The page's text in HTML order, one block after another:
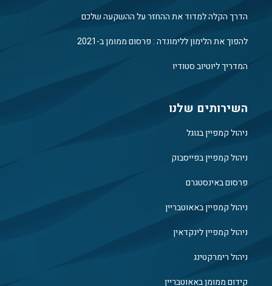
הדרך הקלה למדוד את ההחזר על ההשקעה שלכם
להפוך את הלימון ללימונדה : פרסום ממומן ב-2021
המדריך ליוטיוב סטודיו
השירותים שלנו
ניהול קמפיין בגוגל
ניהול קמפיין בפייסבוק
פרסום באינסטגרם
ניהול קמפיין באאוטבריין
ניהול קמפיין לינקדאין
ניהול רימרקטינג
קידום ממומן באאוטבריין